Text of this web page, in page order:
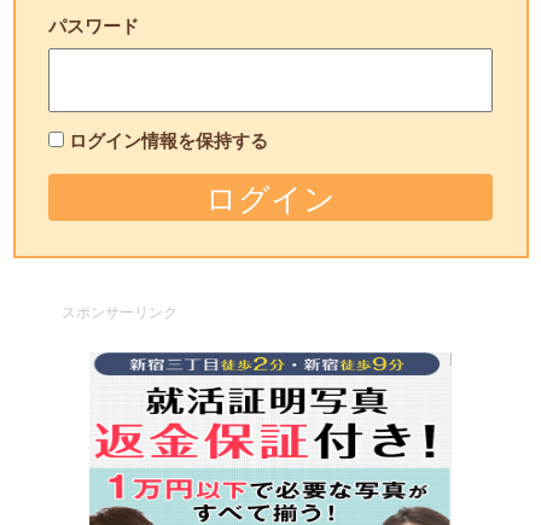
パスワード
ログイン情報を保持する
スポンサーリンク